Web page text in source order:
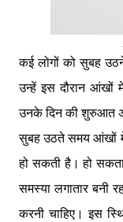
कई लोगों को सुबह
उन्हें इस दौरान आंखों
उनके दिन की शुरुआत
सुबह उठते समय आंखों
हो सकती है। हो
समस्या लगातार बनी
करनी चाहिए। इस